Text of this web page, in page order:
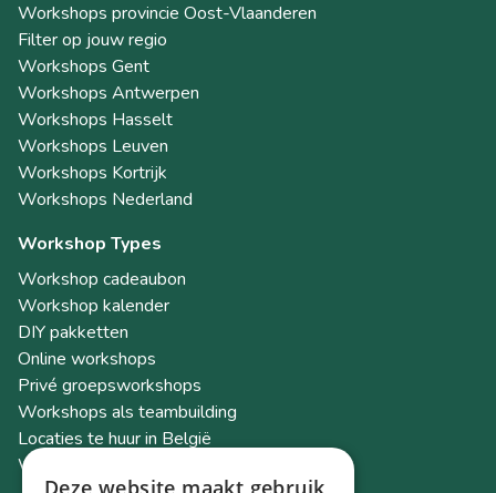
Workshops provincie Oost-Vlaanderen
Filter op jouw regio
Workshops Gent
Workshops Antwerpen
Workshops Hasselt
Workshops Leuven
Workshops Kortrijk
Workshops Nederland
Workshop Types
Workshop cadeaubon
Workshop kalender
DIY pakketten
Online workshops
Privé groepsworkshops
Workshops als teambuilding
Locaties te huur in België
Workshop Academy
Deze website maakt gebruik